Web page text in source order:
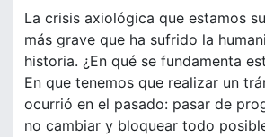
La crisis axiológica que estamos
más grave que ha sufrido la
historia. ¿En qué se fundamenta
En que tenemos que realizar un
ocurrió en el pasado: pasar de
no cambiar y bloquear todo